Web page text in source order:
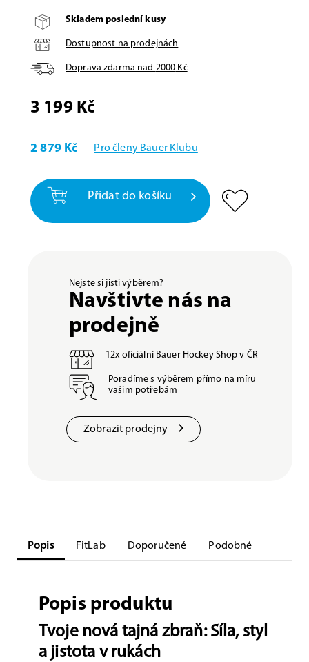
Skladem poslední kusy
Dostupnost na prodejnách
Doprava zdarma nad 2000 Kč
3 199 Kč
2 879 Kč Pro členy Bauer Klubu
Přidat do košíku
Nejste si jisti výběrem?
Navštivte nás na
prodejně
12x oficiální Bauer Hockey Shop v ČR
Poradíme s výběrem přímo na míru
vašim potřebám
Zobrazit prodejny
Popis FitLab Doporučené Podobné
Popis produktu
Tvoje nová tajná zbraň: Síla, styl
a jistota v rukách